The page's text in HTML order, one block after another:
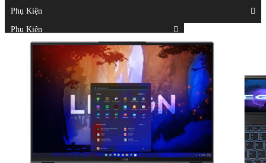
Camera
Phụ Kiện
Phụ Kiện
Top